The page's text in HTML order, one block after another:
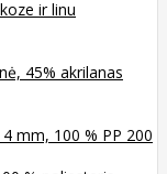
ir linu
45% akrilanas
mm, 100 % PP 200